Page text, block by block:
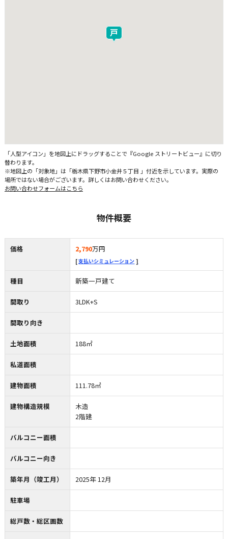
「人型アイコン」を地図上にドラッグすることで『Google ストリートビュー』に切り
替わります。
※地図上の「対象地」は「栃木県下野市小金井５丁目 」付近を示しています。実際の
場所ではない場合がございます。詳しくはお問い合わせください。
お問い合わせフォームはこちら
物件概要
価格 2,790万円
支払いシミュレーション
種目 新築一戸建て
間取り 3LDK+S
間取り向き
土地面積 188㎡
私道面積
建物面積 111.78㎡
建物構造規模
木造
2階建
バルコニー面積
バルコニー向き
築年月（竣工月） 2025年 12月
駐車場
総戸数・総区画数